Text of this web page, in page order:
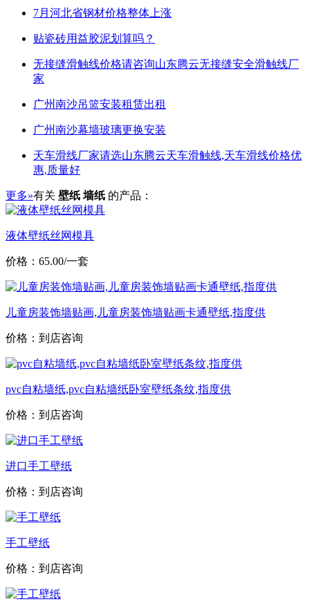
7月河北省钢材价格整体上涨
贴瓷砖用益胶泥划算吗？
无接缝滑触线价格请咨询山东腾云无接缝安全滑触线厂
家
广州南沙吊篮安装租赁出租
广州南沙幕墙玻璃更换安装
天车滑线厂家请选山东腾云天车滑触线,天车滑线价格优
惠,质量好
更多»有关 壁纸 墙纸 的产品：
液体壁纸丝网模具
价格：65.00/一套
儿童房装饰墙贴画,儿童房装饰墙贴画卡通壁纸,指度供
价格：到店咨询
pvc自粘墙纸,pvc自粘墙纸卧室壁纸条纹,指度供
价格：到店咨询
进口手工壁纸
价格：到店咨询
手工壁纸
价格：到店咨询